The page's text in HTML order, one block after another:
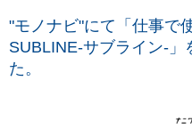
"モノナビ"にて「仕事で
SUBLINE-サブライン-」
た。